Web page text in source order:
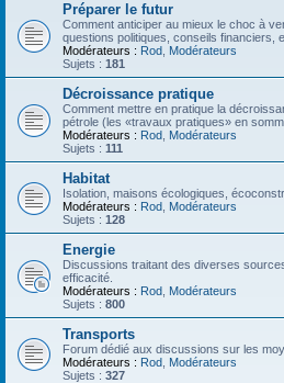
Préparer le futur
Comment anticiper au mieux le choc à
questions politiques, conseils financiers,
Modérateurs : Rod Modérateurs
Sujets : 181
Décroissance pratique
Comment mettre en pratique la
pétrole (les «travaux pratiques» en
Modérateurs : Rod Modérateurs
Sujets : 111
Habitat
Isolation, maisons écologiques,
Modérateurs : Rod Modérateurs
Sujets : 128
Energie
Discussions traitant des diverses
efficacité.
Modérateurs : Rod Modérateurs
Sujets : 800
Transports
Forum dédié aux discussions sur les
Modérateurs : Rod Modérateurs
Sujets : 327